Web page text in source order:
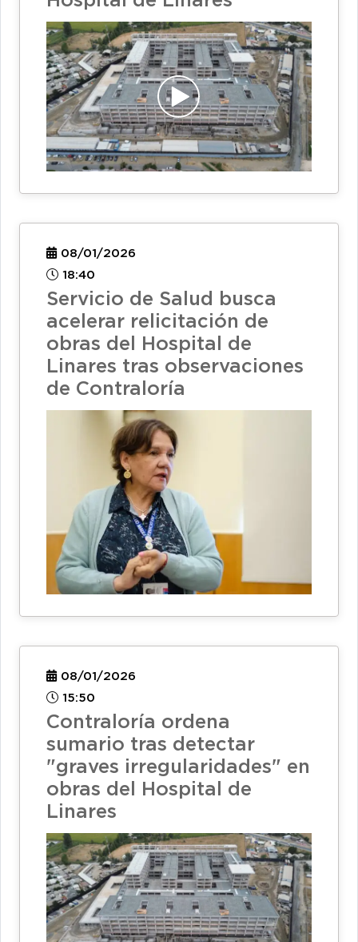
08/01/2026
18:40
Servicio de Salud busca
acelerar relicitación de
obras del Hospital de
Linares tras observaciones
de Contraloría
08/01/2026
15:50
Contraloría ordena
sumario tras detectar
"graves irregularidades" en
obras del Hospital de
Linares